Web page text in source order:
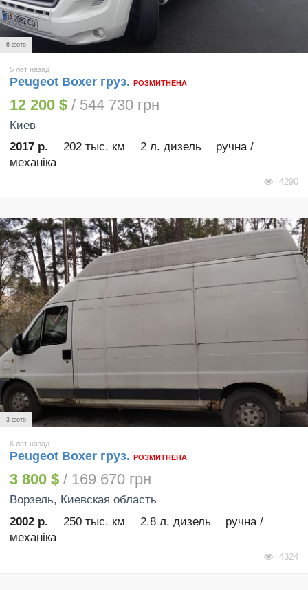
6 фото
5 лет назад
Peugeot Boxer груз. РОЗМИТНЕНА
12 200 $ / 544 730 грн
Киев
2017 р.
202 тыс. км 2 л. дизель
ручна /
механіка
4290
3 фото
6 лет назад
Peugeot Boxer груз. РОЗМИТНЕНА
3 800 $ / 169 670 грн
Ворзель, Киевская область
2002 р.
250 тыс. км 2.8 л. дизель
ручна /
механіка
4324